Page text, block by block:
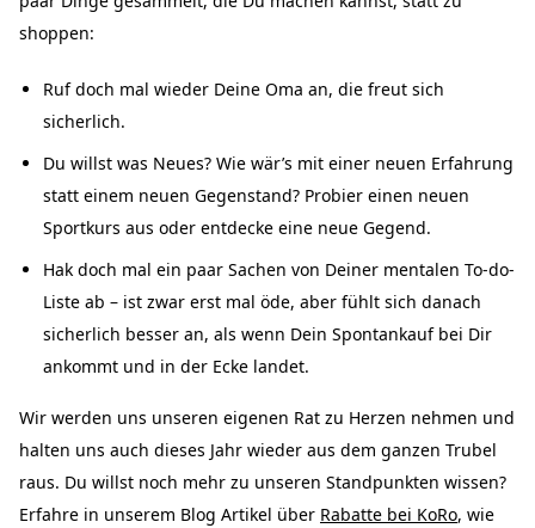
shoppen:
Ruf doch mal wieder Deine Oma an, die freut sich
sicherlich.
Du willst was Neues? Wie wär’s mit einer neuen Erfahrung
statt einem neuen Gegenstand? Probier einen neuen
Sportkurs aus oder entdecke eine neue Gegend.
Hak doch mal ein paar Sachen von Deiner mentalen To-do-
Liste ab – ist zwar erst mal öde, aber fühlt sich danach
sicherlich besser an, als wenn Dein Spontankauf bei Dir
ankommt und in der Ecke landet.
Wir werden uns unseren eigenen Rat zu Herzen nehmen und
halten uns auch dieses Jahr wieder aus dem ganzen Trubel
raus. Du willst noch mehr zu unseren Standpunkten wissen?
Erfahre in unserem Blog Artikel über Rabatte bei KoRo, wie